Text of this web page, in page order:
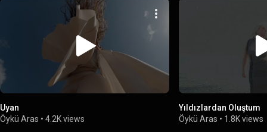
Uyan
Öykü Aras • 4.2K views
Yıldızlardan Oluştum
Öykü Aras • 1.8K views